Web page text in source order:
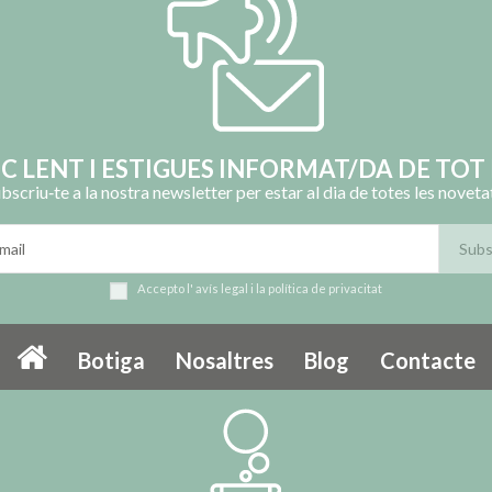
LENT I ESTIGUES INFORMAT/DA DE TOT
a la nostra newsletter per estar al dia de totes les
Accepto l' avís legal i la política de privacitat
Botiga Nosaltres Blog Contacte